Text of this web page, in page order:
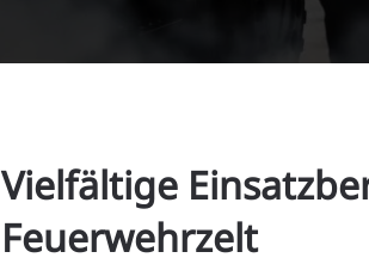
Vielfältige
Feuerwehrzelt